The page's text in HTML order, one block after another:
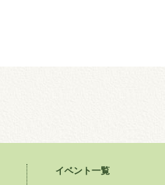
イベント一覧